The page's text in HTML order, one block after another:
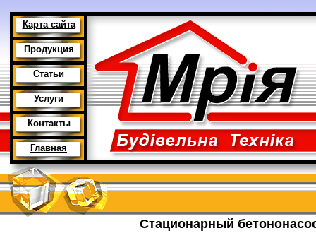
Карта сайта
Продукция
Статьи
Услуги
Контакты
Главная
Стационарный